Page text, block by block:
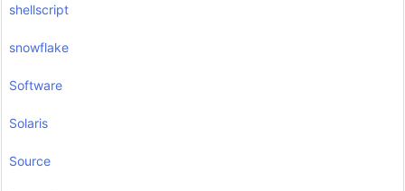
shellscript
snowflake
Software
Solaris
Source